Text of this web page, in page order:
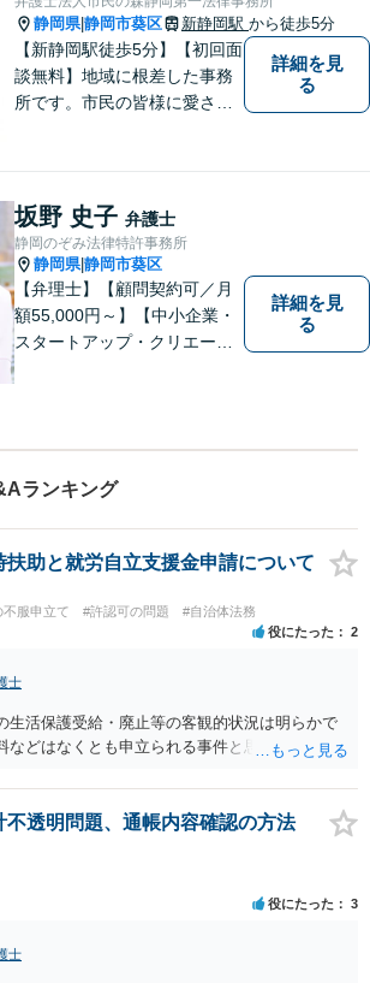
静岡県|静岡市葵区 新静岡駅 から徒歩5分
【新静岡駅徒歩5分】【初回面
談無料】地域に根差した事務
所です。市民の皆様に愛され
軽にご連絡ください。
詳細を見
る
坂野 史子 弁護士
静岡のぞみ法律特許事務所
静岡県|静岡市葵区
【弁理士】【顧問契約可／月
額55,000円～】【中小企業・
スタートアップ・クリエータ
標、著作権、不正競争防止法
ーガルフォースの高精度契約
書チェック」
詳細を見
る
ランキング
扶助と就労自立支援金申請について
服申立て #許認可の問題 #自治体法務
役にたった 2
士
生活保護受給・廃止等の客観的状況は明らかで
などはなくとも申立られる事件と思います。
不透明問題、通帳内容確認の方法
役にたった 3
士